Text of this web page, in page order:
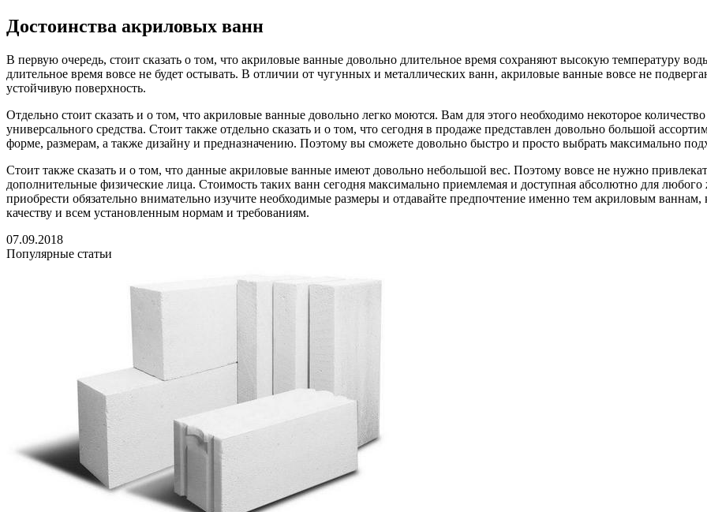
Достоинства акриловых ванн
В первую очередь, стоит сказать о том, что акриловые ванные довольно длительное время сохраняют высокую температуру
длительное время вовсе не будет остывать. В отличии от чугунных и металлических ванн, акриловые ванные вовсе не
устойчивую поверхность.
Отдельно стоит сказать и о том, что акриловые ванные довольно легко моются. Вам для этого необходимо некоторое
универсального средства. Стоит также отдельно сказать и о том, что сегодня в продаже представлен довольно большой
форме, размерам, а также дизайну и предназначению. Поэтому вы сможете довольно быстро и просто выбрать максимально
Стоит также сказать и о том, что данные акриловые ванные имеют довольно небольшой вес. Поэтому вовсе не нужно
дополнительные физические лица. Стоимость таких ванн сегодня максимально приемлемая и доступная абсолютно для
приобрести обязательно внимательно изучите необходимые размеры и отдавайте предпочтение именно тем акриловым
качеству и всем установленным нормам и требованиям.
07.09.2018
Популярные статьи